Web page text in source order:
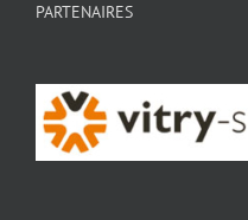
PARTENAIRES